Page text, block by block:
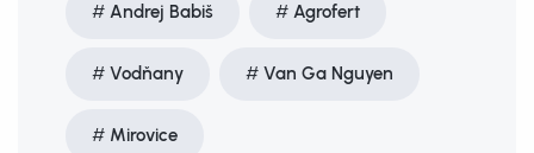
Andrej Babiš Agrofert
Vodňany Van Ga Nguyen
Mirovice